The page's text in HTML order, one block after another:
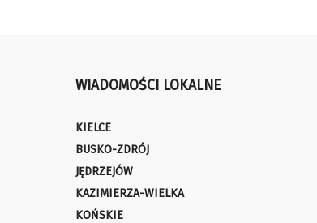
WIADOMOŚCI LOKALNE
KIELCE
BUSKO-ZDRÓJ
JĘDRZEJÓW
KAZIMIERZA-WIELKA
KOŃSKIE